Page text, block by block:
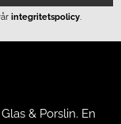
integritetspolicy
& Porslin. En